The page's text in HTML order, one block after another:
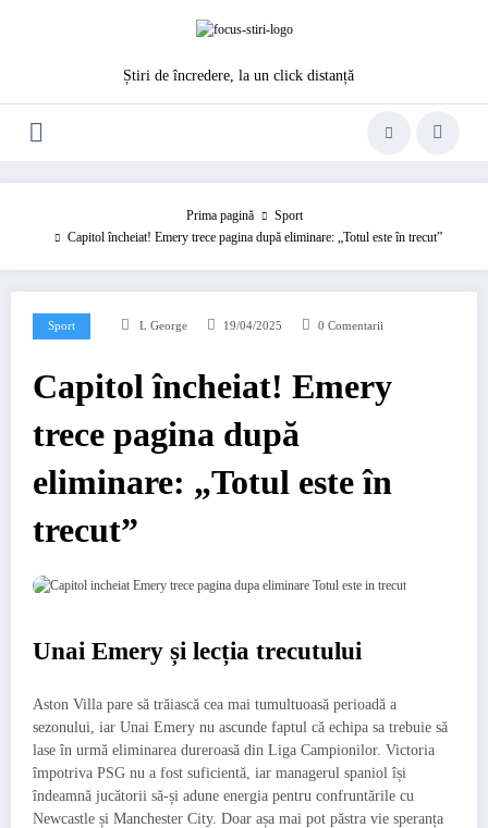
Știri de încredere, la un click distanță
Prima pagină
Sport
Capitol încheiat! Emery trece pagina după eliminare: „Totul este în trecut”
Sport L George 19/04/2025 0 Comentarii
Capitol încheiat! Emery
trece pagina după
eliminare: „Totul este în
trecut”
Unai Emery și lecția trecutului
Aston Villa pare să trăiască cea mai tumultuoasă perioadă a
sezonului, iar Unai Emery nu ascunde faptul că echipa sa trebuie să
lase în urmă eliminarea dureroasă din Liga Campionilor. Victoria
împotriva PSG nu a fost suficientă, iar managerul spaniol își
îndeamnă jucătorii să-și adune energia pentru confruntările cu
Newcastle și Manchester City. Doar așa mai pot păstra vie speranța